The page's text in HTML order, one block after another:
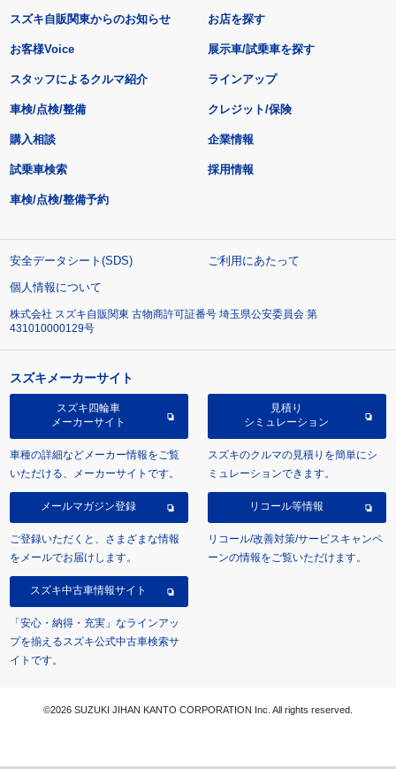
スズキ自販関東からのお知らせ
お客様Voice
スタッフによるクルマ紹介
お店を探す
展示車/試乗車を探す
ラインアップ
車検/点検/整備 クレジット/保険
購入相談
試乗車検索
車検/点検/整備予約
企業情報
採用情報
安全データシート(SDS)
ご利用にあたって
個人情報について
株式会社 スズキ自販関東 古物商許可証番号 埼玉県公安委員会 第
431010000129号
スズキメーカーサイト
スズキ四輪車
メーカーサイト
車種の詳細などメーカー情報をご覧
いただける、メーカーサイトです。
見積り
シミュレーション
スズキのクルマの見積りを簡単にシ
ミュレーションできます。
メールマガジン登録
ご登録いただくと、さまざまな情報
をメールでお届けします。
リコール等情報
リコール/改善対策/サービスキャンペ
ーンの情報をご覧いただけます。
スズキ中古車情報サイト
「安心・納得・充実」なラインアッ
プを揃えるスズキ公式中古車検索サ
イトです。
©2026 SUZUKI JIHAN KANTO CORPORATION Inc. All rights reserved.